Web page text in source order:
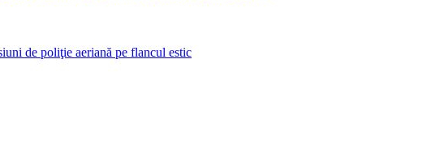
de poliţie aeriană pe flancul estic